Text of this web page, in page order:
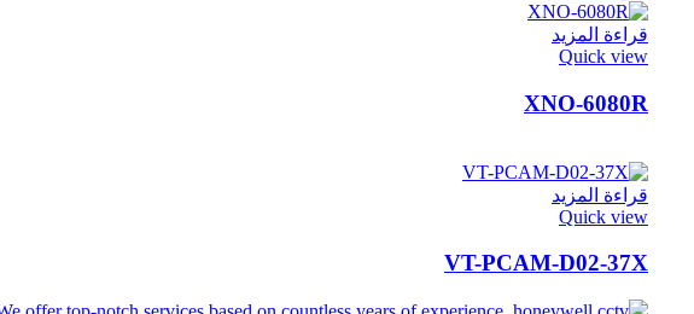
قراءة المزيد
Quick view
XNO-6080R
قراءة المزيد
Quick view
VT-PCAM-D02-37X